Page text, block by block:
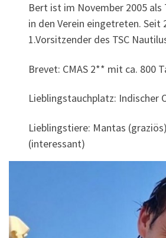
Bert ist im November 2005 als
in den Verein eingetreten. Seit
1.Vorsitzender des TSC
Brevet: CMAS 2** mit ca. 800
Lieblingstauchplatz: Indischer
Lieblingstiere: Mantas
(interessant)